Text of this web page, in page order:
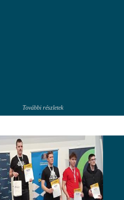
További részletek